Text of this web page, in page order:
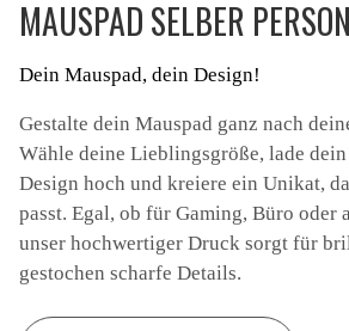
MAUSPAD SELBER
Dein Mauspad, dein Design!
Gestalte dein Mauspad ganz nach
Wähle deine Lieblingsgröße, lade
Design hoch und kreiere ein Unikat,
passt. Egal, ob für Gaming, Büro oder
unser hochwertiger Druck sorgt für
gestochen scharfe Details.